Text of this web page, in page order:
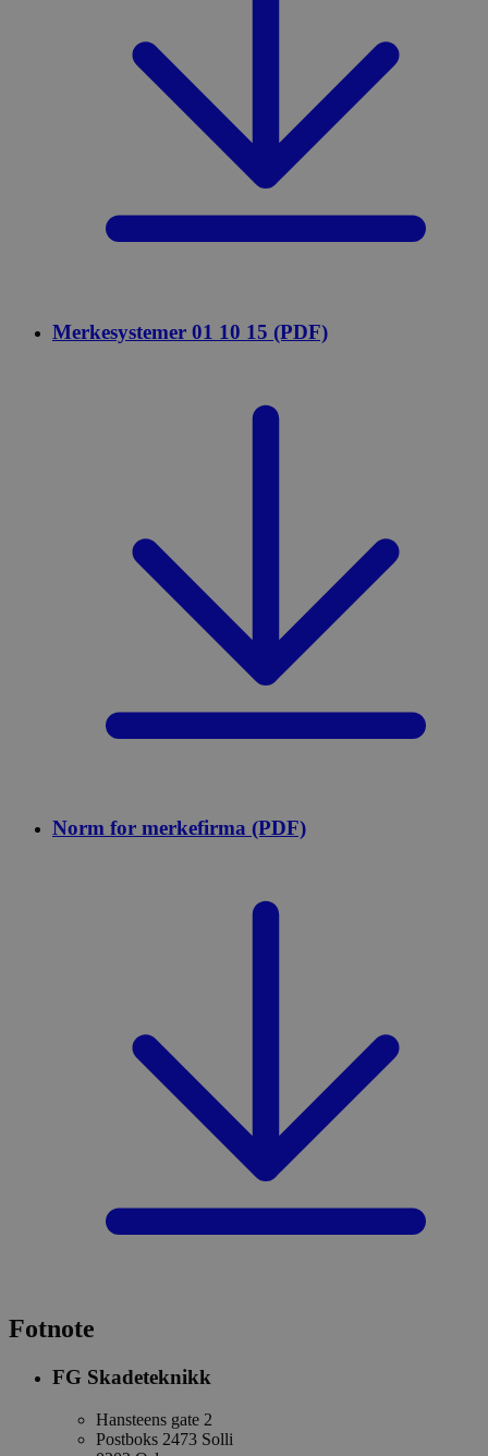
Merkesystemer 01 10 15 (PDF)
Norm for merkefirma (PDF)
Fotnote
FG Skadeteknikk
Hansteens gate 2
Postboks 2473 Solli